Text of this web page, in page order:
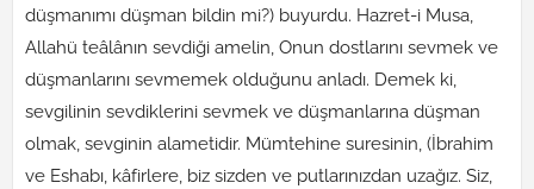
düşmanımı düşman bildin mi?) buyurdu. Hazret-i Musa,
Allahü teâlânın sevdiği amelin, Onun dostlarını sevmek ve
düşmanlarını sevmemek olduğunu anladı. Demek ki,
sevgilinin sevdiklerini sevmek ve düşmanlarına düşman
olmak, sevginin alametidir. Mümtehine suresinin, (İbrahim
ve Eshabı, kâfirlere, biz sizden ve putlarınızdan uzağız. Siz,